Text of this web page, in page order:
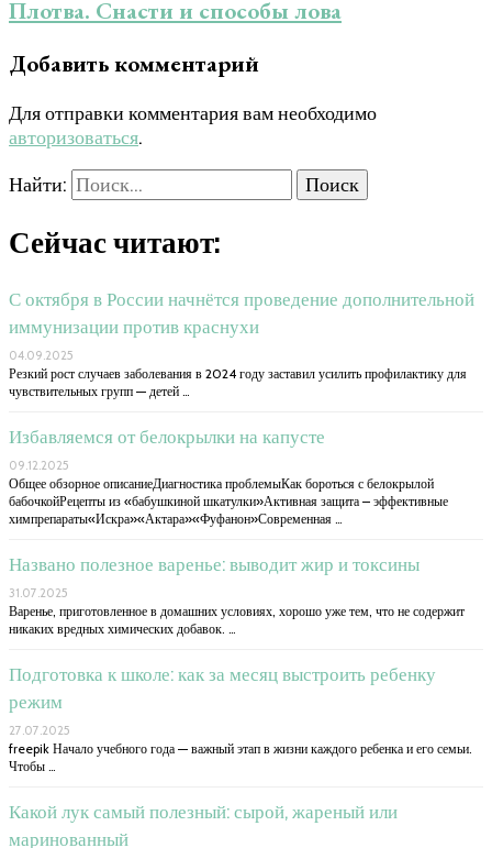
Плотва. Снасти и способы лова
Добавить комментарий
Для отправки комментария вам необходимо
авторизоваться.
Найти:
Сейчас читают:
С октября в России начнётся проведение дополнительной
иммунизации против краснухи
04.09.2025
Резкий рост случаев заболевания в 2024 году заставил усилить профилактику для
чувствительных групп — детей …
Избавляемся от белокрылки на капусте
09.12.2025
Общее обзорное описаниеДиагностика проблемыКак бороться с белокрылой
бабочкойРецепты из «бабушкиной шкатулки»Активная защита – эффективные
химпрепараты«Искра»«Актара»«Фуфанон»Современная …
Названо полезное варенье: выводит жир и токсины
31.07.2025
Варенье, приготовленное в домашних условиях, хорошо уже тем, что не содержит
никаких вредных химических добавок. …
Подготовка к школе: как за месяц выстроить ребенку
режим
27.07.2025
freepik Начало учебного года — важный этап в жизни каждого ребенка и его семьи.
Чтобы …
Какой лук самый полезный: сырой, жареный или
маринованный